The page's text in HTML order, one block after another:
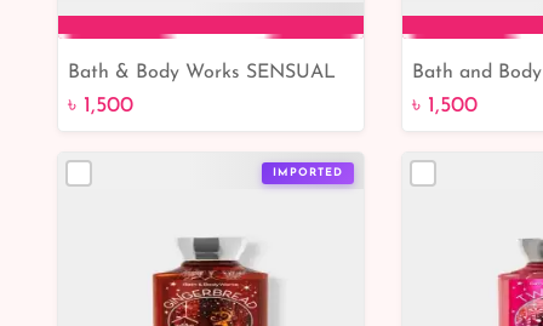
Add to Cart
Bath & Body Works SENSUAL
AMBER Shower Gel
৳ 1,500
Add
Bath and
Vanilla Bean
৳ 1,500
IMPORTED